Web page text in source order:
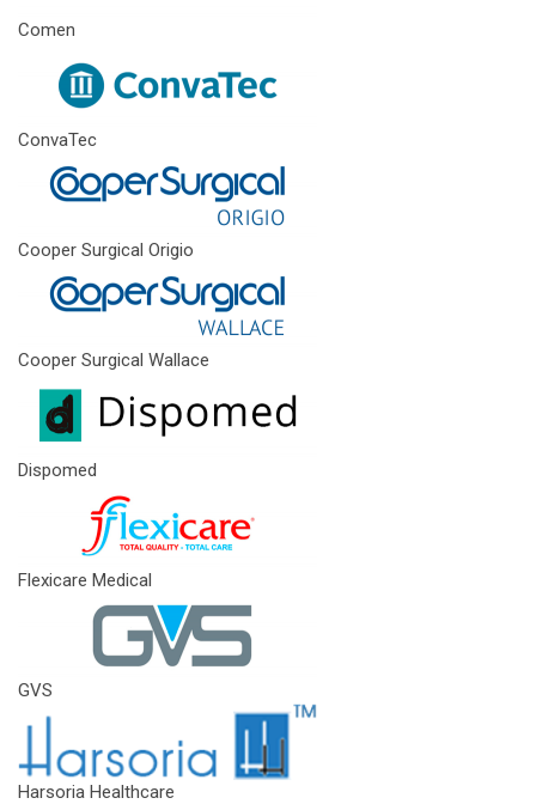
Comen
ConvaTec
Cooper Surgical Origio
Cooper Surgical Wallace
Dispomed
Flexicare Medical
GVS
Harsoria Healthcare